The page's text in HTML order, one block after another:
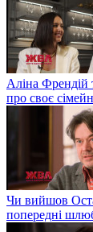
Аліна Френдій
про своє
Чи вийшов
попередні